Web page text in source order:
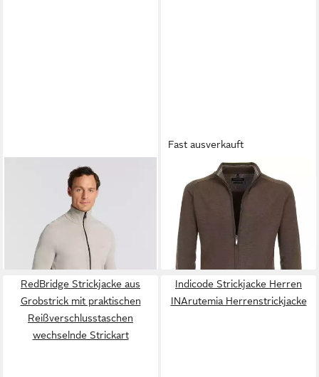
BOSS ORANGEStrickjacke
Avac mit Logostickerei auf
UVP149,95 €
Fast ausverkauft
CASAMODAStrickjacke
CASAMODA Strickjacke uni
ab 58,99 €
UVP
-16%
RedBridge Strickjacke aus
Grobstrick mit praktischen
Reißverschlusstaschen
wechselnde Strickart
Indicode Strickjacke Herren
INArutemia Herrenstrickjacke